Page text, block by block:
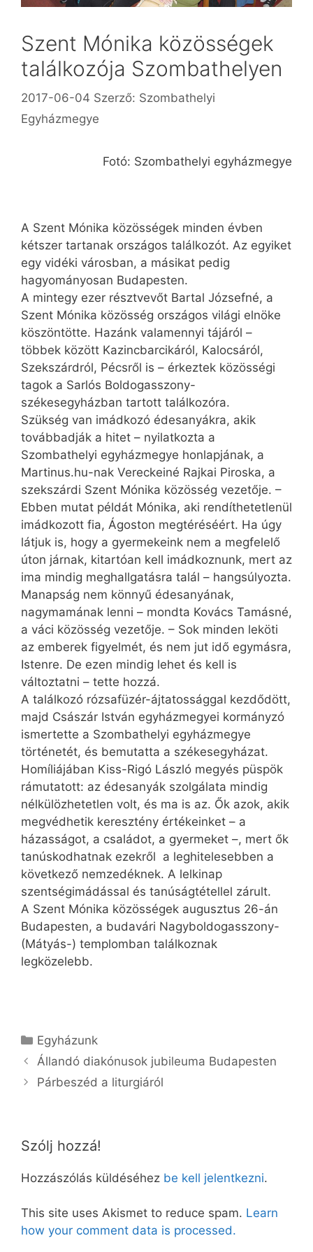
Szent Mónika közösségek
találkozója Szombathelyen
2017-06-04 Szerző: Szombathelyi
Egyházmegye
Fotó: Szombathelyi egyházmegye
A Szent Mónika közösségek minden évben
kétszer tartanak országos találkozót. Az egyiket
egy vidéki városban, a másikat pedig
hagyományosan Budapesten.
A mintegy ezer résztvevőt Bartal Józsefné, a
Szent Mónika közösség országos világi elnöke
köszöntötte. Hazánk valamennyi tájáról –
többek között Kazincbarcikáról, Kalocsáról,
Szekszárdról, Pécsről is – érkeztek közösségi
tagok a Sarlós Boldogasszony-
székesegyházban tartott találkozóra.
Szükség van imádkozó édesanyákra, akik
továbbadják a hitet – nyilatkozta a
Szombathelyi egyházmegye honlapjának, a
Martinus.hu-nak Vereckeiné Rajkai Piroska, a
szekszárdi Szent Mónika közösség vezetője. –
Ebben mutat példát Mónika, aki rendíthetetlenül
imádkozott fia, Ágoston megtéréséért. Ha úgy
látjuk is, hogy a gyermekeink nem a megfelelő
úton járnak, kitartóan kell imádkoznunk, mert az
ima mindig meghallgatásra talál – hangsúlyozta.
Manapság nem könnyű édesanyának,
nagymamának lenni – mondta Kovács Tamásné,
a váci közösség vezetője. – Sok minden leköti
az emberek figyelmét, és nem jut idő egymásra,
Istenre. De ezen mindig lehet és kell is
változtatni – tette hozzá.
A találkozó rózsafüzér-ájtatossággal kezdődött,
majd Császár István egyházmegyei kormányzó
ismertette a Szombathelyi egyházmegye
történetét, és bemutatta a székesegyházat.
Homíliájában Kiss-Rigó László megyés püspök
rámutatott: az édesanyák szolgálata mindig
nélkülözhetetlen volt, és ma is az. Ők azok, akik
megvédhetik keresztény értékeinket – a
házasságot, a családot, a gyermeket –, mert ők
tanúskodhatnak ezekről a leghitelesebben a
következő nemzedéknek. A lelkinap
szentségimádással és tanúságtétellel zárult.
A Szent Mónika közösségek augusztus 26-án
Budapesten, a budavári Nagyboldogasszony-
(Mátyás-) templomban találkoznak
legközelebb.
Kategória
Egyházunk
Állandó diakónusok jubileuma Budapesten
Párbeszéd a liturgiáról
Szólj hozzá!
Hozzászólás küldéséhez be kell jelentkezni.
This site uses Akismet to reduce spam. Learn
how your comment data is processed.